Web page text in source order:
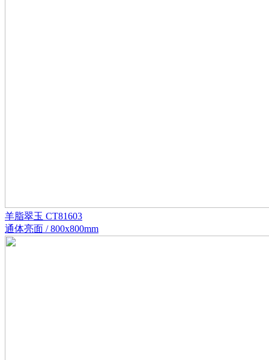
羊脂翠玉 CT81603
通体亮面 / 800x800mm